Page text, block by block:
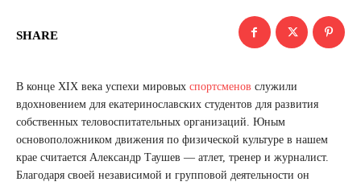
SHARE
В конце XIX века успехи мировых спортсменов служили
вдохновением для екатеринославских студентов для развития
собственных теловоспитательных организаций. Юным
основоположником движения по физической культуре в нашем
крае считается Александр Таушев — атлет, тренер и журналист.
Благодаря своей независимой и групповой деятельности он